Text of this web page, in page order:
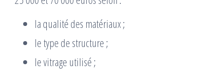
la qualité des matériaux ;
le type de structure ;
le vitrage utilisé ;